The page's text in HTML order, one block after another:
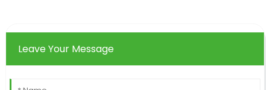
Leave Your Message